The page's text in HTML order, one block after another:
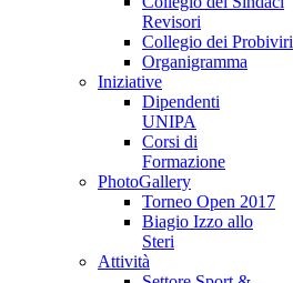
Revisori
Collegio dei Probiviri
Organigramma
Iniziative
Dipendenti
UNIPA
Corsi di
Formazione
PhotoGallery
Torneo Open 2017
Biagio Izzo allo
Steri
Attività